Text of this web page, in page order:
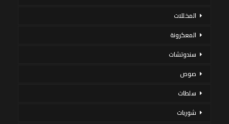
المخللات
المعكرونة
سندوتشات
صوص
سلطات
شوربات